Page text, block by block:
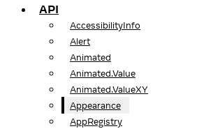
API
AccessibilityInfo
Alert
Animated
Animated.Value
Animated.ValueXY
Appearance
AppRegistry